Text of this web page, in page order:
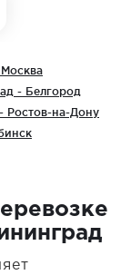
- Белгород
Ростов-на-Дону